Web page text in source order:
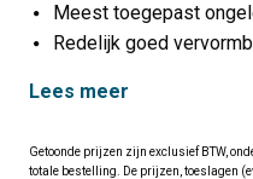
Meest toegepast
Redelijk goed
Lees meer
Getoonde prijzen zijn exclusief BTW,
totale bestelling. De prijzen, toeslagen